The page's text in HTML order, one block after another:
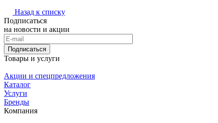
Назад к списку
Подписаться
на новости и акции
Подписаться
Товары и услуги
Акции и спецпредложения
Каталог
Услуги
Бренды
Компания